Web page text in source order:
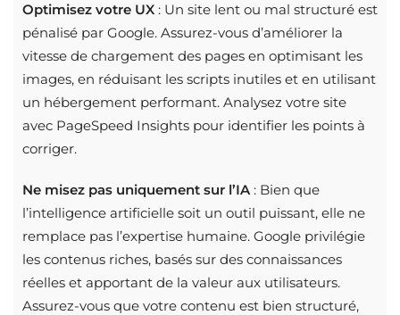
Optimisez votre UX : Un site lent ou mal structuré est
pénalisé par Google. Assurez-vous d’améliorer la
vitesse de chargement des pages en optimisant les
images, en réduisant les scripts inutiles et en utilisant
un hébergement performant. Analysez votre site
avec PageSpeed Insights pour identifier les points à
corriger.
Ne misez pas uniquement sur l’IA : Bien que
l’intelligence artificielle soit un outil puissant, elle ne
remplace pas l’expertise humaine. Google privilégie
les contenus riches, basés sur des connaissances
réelles et apportant de la valeur aux utilisateurs.
Assurez-vous que votre contenu est bien structuré,